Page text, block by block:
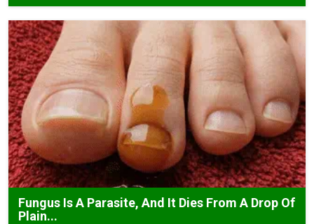
Fungus Is A Parasite, And It Dies From A Drop Of
Plain...